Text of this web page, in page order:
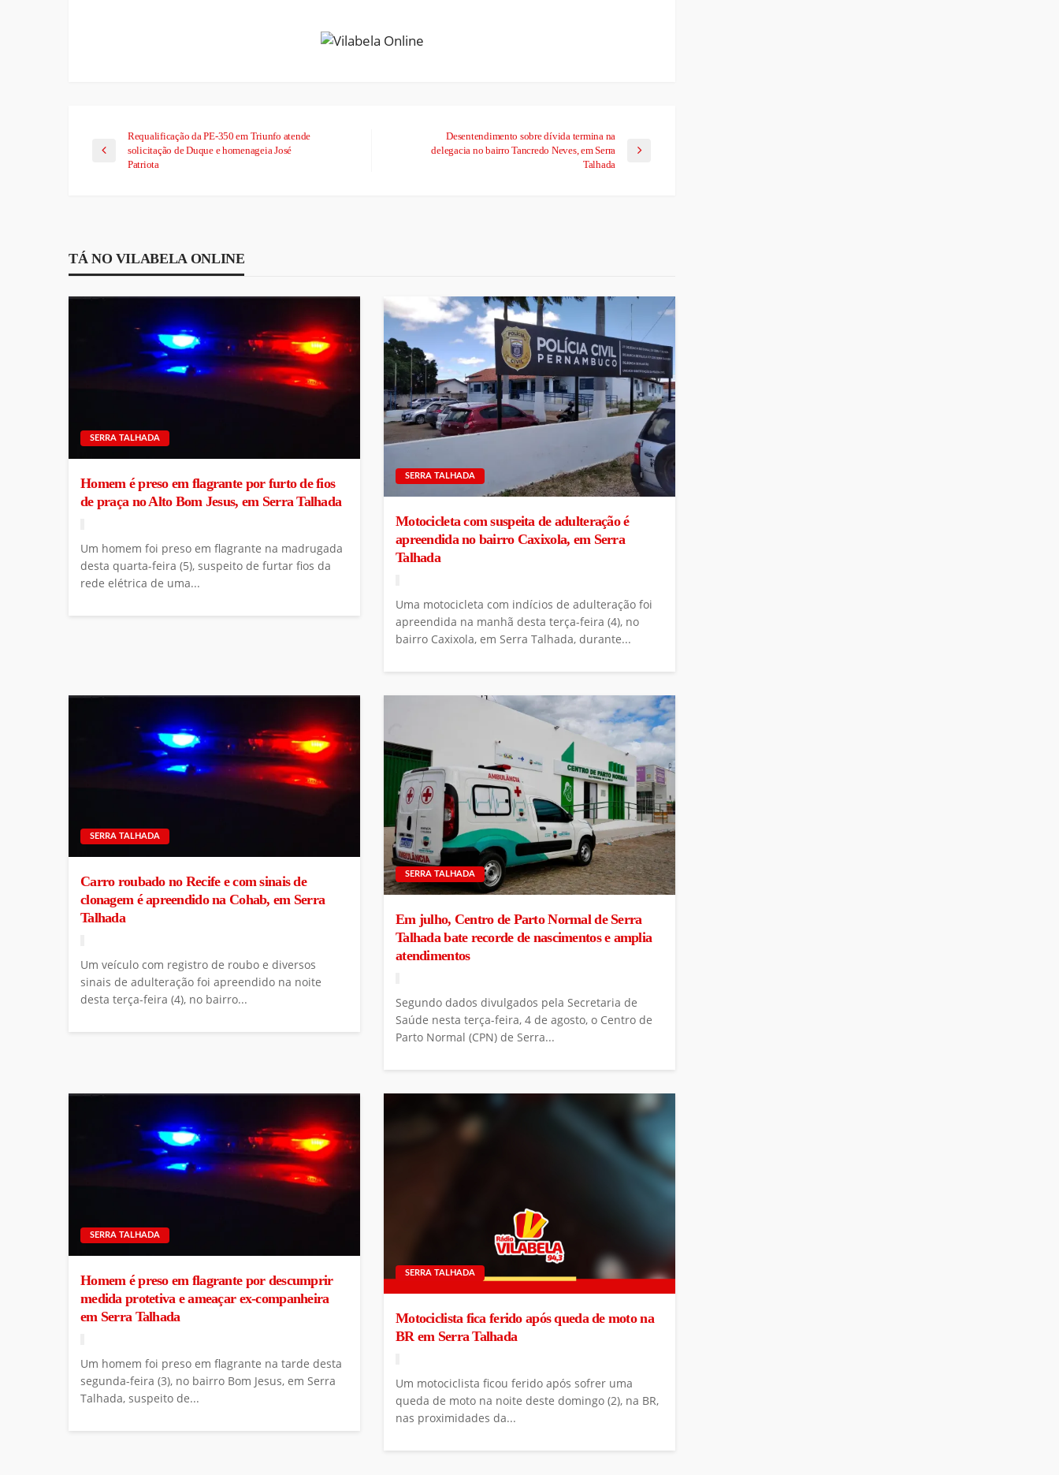
Requalificação da PE-350 em Triunfo atende
solicitação de Duque e homenageia José
Patriota
Desentendimento sobre dívida termina na
delegacia no bairro Tancredo Neves, em Serra
Talhada
TÁ NO VILABELA ONLINE
SERRA TALHADA
Homem é preso em flagrante por furto de fios
de praça no Alto Bom Jesus, em Serra Talhada
Um homem foi preso em flagrante na madrugada
desta quarta-feira (5), suspeito de furtar fios da
rede elétrica de uma...
SERRA TALHADA
Motocicleta com suspeita de adulteração é
apreendida no bairro Caxixola, em Serra
Talhada
Uma motocicleta com indícios de adulteração foi
apreendida na manhã desta terça-feira (4), no
bairro Caxixola, em Serra Talhada, durante...
SERRA TALHADA
Carro roubado no Recife e com sinais de
clonagem é apreendido na Cohab, em Serra
Talhada
Um veículo com registro de roubo e diversos
sinais de adulteração foi apreendido na noite
desta terça-feira (4), no bairro...
SERRA TALHADA
Em julho, Centro de Parto Normal de Serra
Talhada bate recorde de nascimentos e amplia
atendimentos
Segundo dados divulgados pela Secretaria de
Saúde nesta terça-feira, 4 de agosto, o Centro de
Parto Normal (CPN) de Serra...
SERRA TALHADA
Homem é preso em flagrante por descumprir
medida protetiva e ameaçar ex-companheira
em Serra Talhada
Um homem foi preso em flagrante na tarde desta
segunda-feira (3), no bairro Bom Jesus, em Serra
Talhada, suspeito de...
SERRA TALHADA
Motociclista fica ferido após queda de moto na
BR em Serra Talhada
Um motociclista ficou ferido após sofrer uma
queda de moto na noite deste domingo (2), na BR,
nas proximidades da...